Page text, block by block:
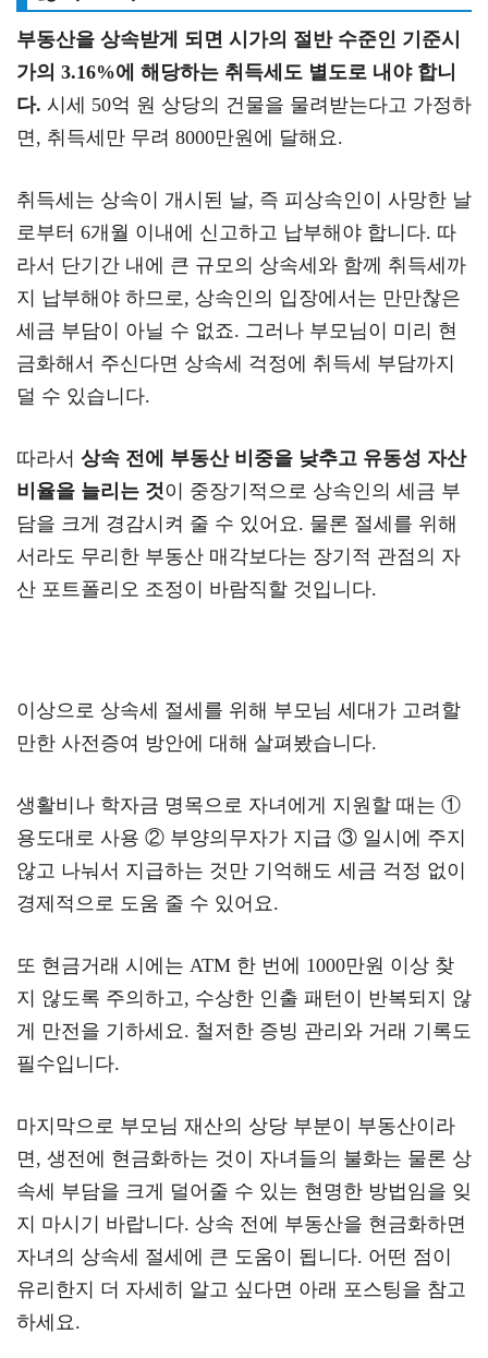
부동산을 상속받게 되면 시가의 절반 수준인 기준시
가의 3.16%에 해당하는 취득세도 별도로 내야 합니
다. 시세 50억 원 상당의 건물을 물려받는다고 가정하
면, 취득세만 무려 8000만원에 달해요.
취득세는 상속이 개시된 날, 즉 피상속인이 사망한 날
로부터 6개월 이내에 신고하고 납부해야 합니다. 따
라서 단기간 내에 큰 규모의 상속세와 함께 취득세까
지 납부해야 하므로, 상속인의 입장에서는 만만찮은
세금 부담이 아닐 수 없죠. 그러나 부모님이 미리 현
금화해서 주신다면 상속세 걱정에 취득세 부담까지
덜 수 있습니다.
따라서 상속 전에 부동산 비중을 낮추고 유동성 자산
비율을 늘리는 것이 중장기적으로 상속인의 세금 부
담을 크게 경감시켜 줄 수 있어요. 물론 절세를 위해
서라도 무리한 부동산 매각보다는 장기적 관점의 자
산 포트폴리오 조정이 바람직할 것입니다.
이상으로 상속세 절세를 위해 부모님 세대가 고려할
만한 사전증여 방안에 대해 살펴봤습니다.
생활비나 학자금 명목으로 자녀에게 지원할 때는 ①
용도대로 사용 ② 부양의무자가 지급 ③ 일시에 주지
않고 나눠서 지급하는 것만 기억해도 세금 걱정 없이
경제적으로 도움 줄 수 있어요.
또 현금거래 시에는 ATM 한 번에 1000만원 이상 찾
지 않도록 주의하고, 수상한 인출 패턴이 반복되지 않
게 만전을 기하세요. 철저한 증빙 관리와 거래 기록도
필수입니다.
마지막으로 부모님 재산의 상당 부분이 부동산이라
면, 생전에 현금화하는 것이 자녀들의 불화는 물론 상
속세 부담을 크게 덜어줄 수 있는 현명한 방법임을 잊
지 마시기 바랍니다. 상속 전에 부동산을 현금화하면
자녀의 상속세 절세에 큰 도움이 됩니다. 어떤 점이
유리한지 더 자세히 알고 싶다면 아래 포스팅을 참고
하세요.